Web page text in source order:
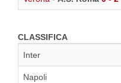
CLASSIFICA
Inter
Napoli